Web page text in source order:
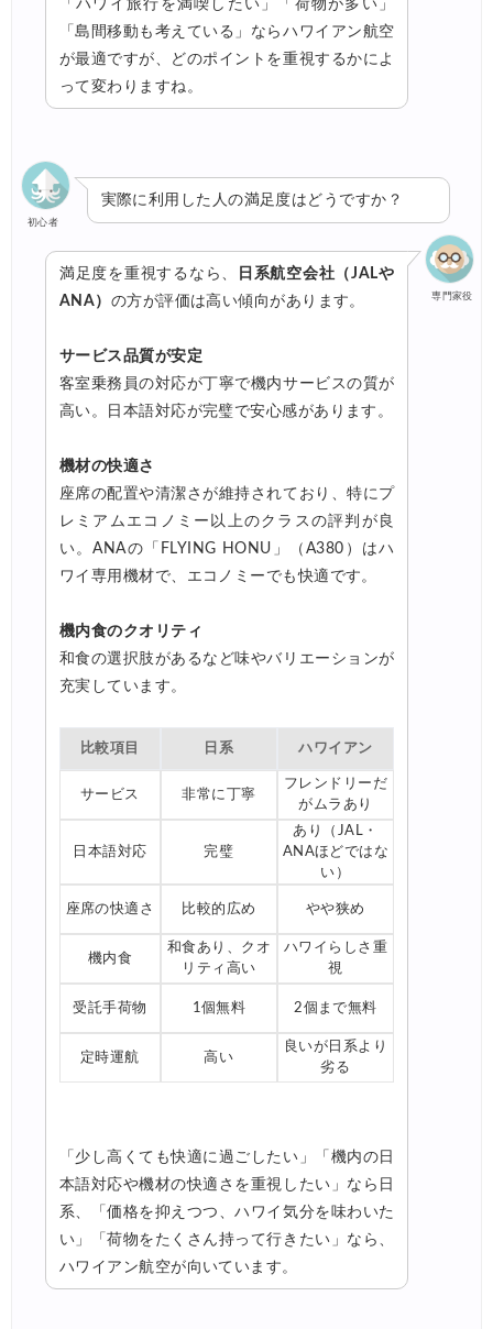
「ハワイ旅行を満喫したい」「荷物が多い」
「島間移動も考えている」ならハワイアン航空
が最適ですが、どのポイントを重視するかによ
って変わりますね。
初心者
実際に利用した人の満足度はどうですか？
専門家役
満足度を重視するなら、
日系航空会社（JALや
ANA） の方が評価は高い傾向があります。
サービス品質が安定
客室乗務員の対応が丁寧で機内サービスの質が
高い。日本語対応が完璧で安心感があります。
機材の快適さ
座席の配置や清潔さが維持されており、特にプ
レミアムエコノミー以上のクラスの評判が良
い。ANAの「FLYING HONU」（A380）はハ
ワイ専用機材で、エコノミーでも快適です。
機内食のクオリティ
和食の選択肢があるなど味やバリエーションが
充実しています。
比較項目 日系 ハワイアン
サービス 非常に丁寧
フレンドリーだ
がムラあり
日本語対応 完璧
あり（JAL・
ANAほどではな
い）
座席の快適さ 比較的広め やや狭め
機内食
和食あり、クオ
リティ高い
ハワイらしさ重
視
受託手荷物 1個無料 2個まで無料
定時運航 高い
良いが日系より
劣る
「少し高くても快適に過ごしたい」「機内の日
本語対応や機材の快適さを重視したい」なら日
系、「価格を抑えつつ、ハワイ気分を味わいた
い」「荷物をたくさん持って行きたい」なら、
ハワイアン航空が向いています。